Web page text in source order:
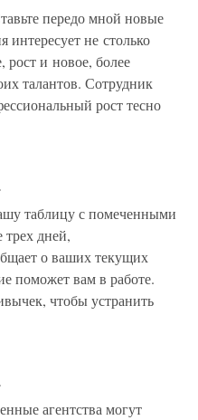
передо мной новые
интересует не столько
рост и новое, более
талантов. Сотрудник
рост тесно
таблицу с помеченными
дней,
о ваших текущих
поможет вам в работе.
чтобы устранить
агентства могут